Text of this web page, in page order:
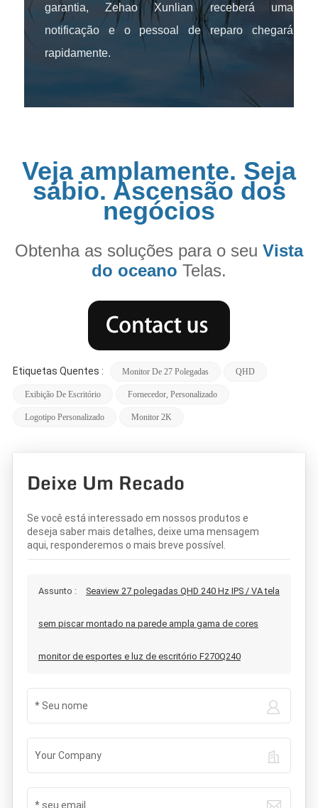
garantia, Zehao Xunlian receberá uma
notificação e o pessoal de reparo chegará
rapidamente.
Veja amplamente. Seja
sábio. Ascensão dos
negócios
Obtenha as soluções para o seu Vista
do oceano Telas.
Etiquetas Quentes : Monitor De 27 Polegadas QHD
Exibição De Escritório Fornecedor, Personalizado
Logotipo Personalizado Monitor 2K
Deixe Um Recado
Se você está interessado em nossos produtos e
deseja saber mais detalhes, deixe uma mensagem
aqui, responderemos o mais breve possível.
Assunto : Seaview 27 polegadas QHD 240 Hz IPS / VA tela
sem piscar montado na parede ampla gama de cores
monitor de esportes e luz de escritório F270Q240